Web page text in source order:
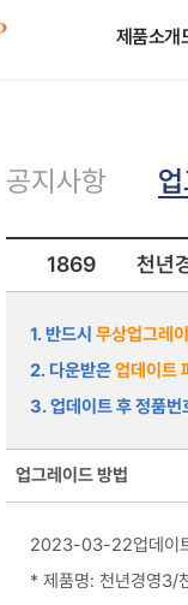
제품소개
공지사항
1869 천년
1. 반드시무상업그레
2. 다운받은업데이트
3. 업데이트 후 정품
업그레이드 방법
2023-03-22업데이
* 제품명: 천년경영3/